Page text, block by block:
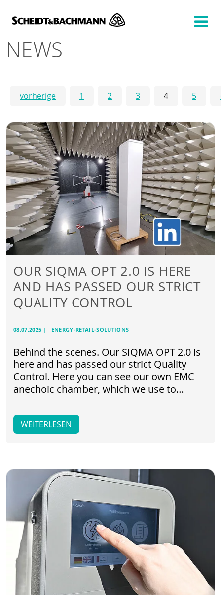
NEWS
vorherige 1 2 3 4 5
OUR SIQMA OPT 2.0 IS HERE
AND HAS PASSED OUR STRICT
QUALITY CONTROL
08.07.2025 | ENERGY-RETAIL-SOLUTIONS
Behind the scenes. Our SIQMA OPT 2.0 is
here and has passed our strict Quality
Control. Here you can see our own EMC
anechoic chamber, which we use to…
WEITERLESEN